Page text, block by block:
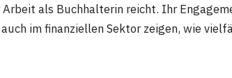
Arbeit als Buchhalterin reicht. Ihr
im finanziellen Sektor zeigen, wie